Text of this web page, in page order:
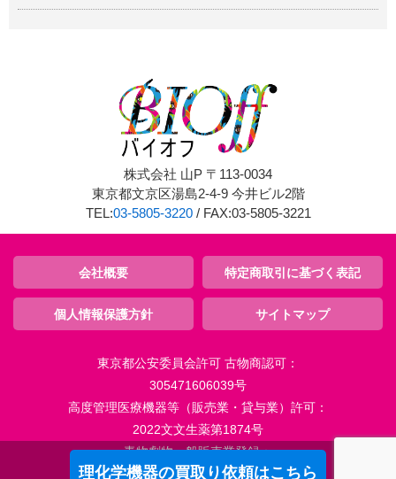
株式会社 山P 〒113-0034
東京都文京区湯島2-4-9 今井ビル2階
TEL:03-5805-3220/ FAX:03-5805-3221
会社概要 特定商取引に基づく表記
個人情報保護方針 サイトマップ
東京都公安委員会許可 古物商認可：
305471606039号
高度管理医療機器等（販売業・貸与業）許可：
2022文文生薬第1874号
毒物劇物一般販売業登録：
2022文文生薬第1875号
理化学機器の買取り依頼はこちら